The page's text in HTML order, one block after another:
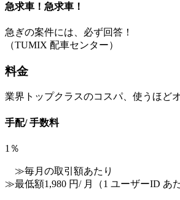
急求車！急求車！
急ぎの案件には、必ず回答！
（TUMIX 配車センター）
料金
業界トップクラスのコスパ、使うほど
手配/ 手数料
1 ％
≫毎月の取引額あたり
≫最低額1,980 円/ 月（1 ユーザーID あた